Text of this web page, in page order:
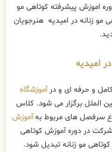
اموزش پیشرفته کوتاهی مو
مو زنانه در امیدیه هنرجویان
امیدیه
و حرفه ای و درآموزشگاه
الملل برگزار می شود. کلاس
سرفصل های مربوط بهآموزش
در دوره آموزش کوتاهی
مو زنانه تبدیل شود.